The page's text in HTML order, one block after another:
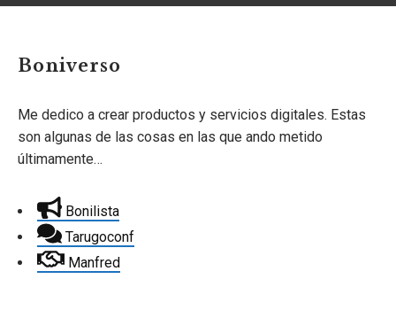
Boniverso
Me dedico a crear productos y servicios digitales. Estas
son algunas de las cosas en las que ando metido
últimamente…
Bonilista
Tarugoconf
Manfred